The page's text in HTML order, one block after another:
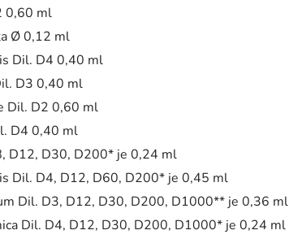
0,60 ml
Ø 0,12 ml
Dil. D4 0,40 ml
D3 0,40 ml
Dil. D2 0,60 ml
D4 0,40 ml
D12, D30, D200* je 0,24 ml
Dil. D4, D12, D60, D200* je 0,45 ml
Dil. D3, D12, D30, D200, D1000** je 0,36 ml
Dil. D4, D12, D30, D200, D1000* je 0,24 ml